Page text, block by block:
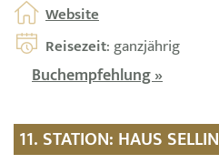
Website
Reisezeit: ganzjährig
Buchempfehlung »
11. STATION: HAUS SELLIN